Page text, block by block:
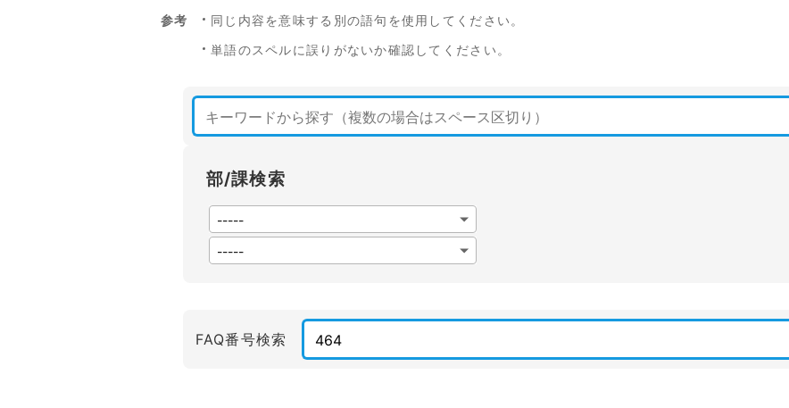
参考
同じ内容を意味する別の語句を使用してください。
単語のスペルに誤りがないか確認してください。
部/課検索
FAQ番号検索